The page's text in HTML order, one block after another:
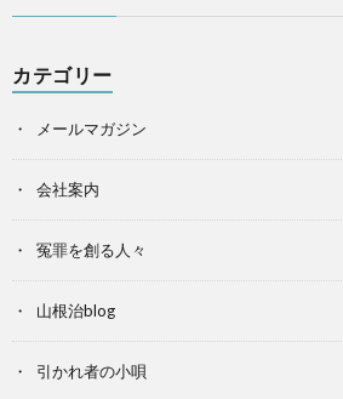
カテゴリー
メールマガジン
会社案内
冤罪を創る人々
山根治blog
引かれ者の小唄